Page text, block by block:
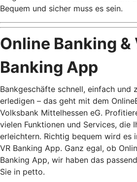
Bequem und sicher muss es sein.
Online Banking &
Banking App
Bankgeschäfte schnell, einfach und
erledigen – das geht mit dem
Volksbank Mittelhessen eG.
vielen Funktionen und Services, die
erleichtern. Richtig bequem wird es
VR Banking App. Ganz egal, ob
Banking App, wir haben das
Sie in petto.